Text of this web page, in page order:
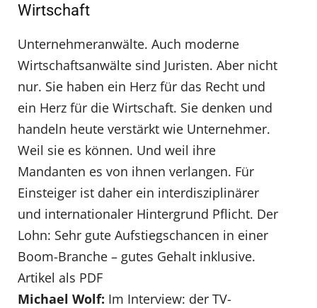
Wirtschaft
Unternehmeranwälte. Auch moderne
Wirtschaftsanwälte sind Juristen. Aber nicht
nur. Sie haben ein Herz für das Recht und
ein Herz für die Wirtschaft. Sie denken und
handeln heute verstärkt wie Unternehmer.
Weil sie es können. Und weil ihre
Mandanten es von ihnen verlangen. Für
Einsteiger ist daher ein interdisziplinärer
und internationaler Hintergrund Pflicht. Der
Lohn: Sehr gute Aufstiegschancen in einer
Boom-Branche – gutes Gehalt inklusive.
Artikel als PDF
Michael Wolf: Im Interview: der TV-